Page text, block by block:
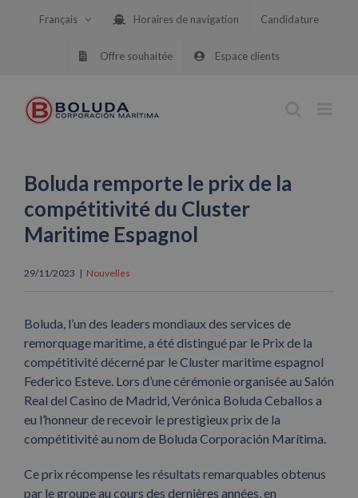
Français Horaires de navigation Candidature
Offre souhaitée Espace clients
Boluda remporte le prix de la
compétitivité du Cluster
Maritime Espagnol
29/11/2023 | Nouvelles
Boluda, l’un des leaders mondiaux des services de
remorquage maritime, a été distingué par le Prix de la
compétitivité décerné par le Cluster maritime espagnol
Federico Esteve. Lors d’une cérémonie organisée au Salón
Real del Casino de Madrid, Verónica Boluda Ceballos a
eu l’honneur de recevoir le prestigieux prix de la
compétitivité au nom de Boluda Corporación Marítima.
Ce prix récompense les résultats remarquables obtenus
par le groupe au cours des dernières années, en